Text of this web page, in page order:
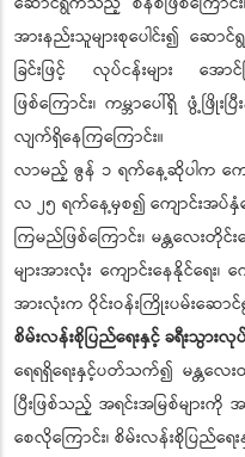
အားနည်းသူများစုပေါင်း၍ ဆော
ခြင်းဖြင့် လုပ်ငန်းများ အော
ဖြစ်ကြောင်း၊ ကမ္ဘာပေါ်ရှိ ဖွံ့ဖြို
လျက်ရှိနေကြကြောင်း။
လာမည့် ဇွန် ၁ ရက်နေ့ဆိုပါက ကျေ
လ ၂၅ ရက်နေ့မှစ၍ ကျောင်းအပ်နှံ
ကြမည်ဖြစ်ကြောင်း၊ မန္တလေး
များအားလုံး ကျောင်းနေနိုင်ရေး၊
အားလုံးက ဝိုင်းဝန်းကြိုးပမ်းဆော
စိမ်းလန်းစိုပြည်ရေးနှင့် ခရီးသွား
ရေရရှိရေးနှင့်ပတ်သက်၍ မန္တလေး
ပြီးဖြစ်သည့် အရင်းအမြစ်များ
စေလိုကြောင်း၊ စိမ်းလန်းစိုပြည်